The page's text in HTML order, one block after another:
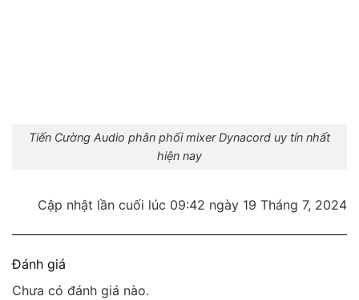
Tiến Cường Audio phân phối mixer Dynacord uy tín nhất
hiện nay
Cập nhật lần cuối lúc 09:42 ngày 19 Tháng 7, 2024
Đánh giá
Chưa có đánh giá nào.